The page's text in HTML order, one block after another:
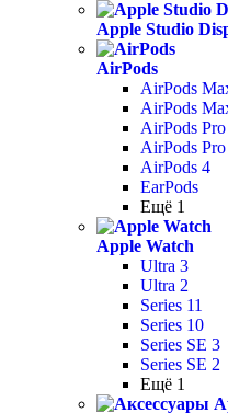
Apple Studio
AirPods
AirPods
AirPods
AirPods
AirPods Pro
AirPods 4
EarPods
Ещё 1
Apple Watch
Ultra 3
Ultra 2
Series 11
Series 10
Series SE 3
Series SE 2
Ещё 1